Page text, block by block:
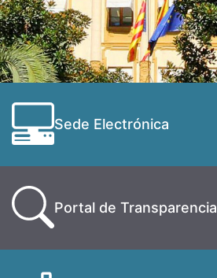
Sede Electrónica
Portal de Transparencia